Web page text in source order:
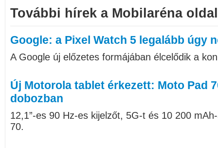
További hírek a Mobilaréna
Google: a Pixel Watch 5 legalább úgy
A Google új előzetes formájában élcelődik a
Új Motorola tablet érkezett: Moto Pad
dobozban
12,1”-es 90 Hz-es kijelzőt, 5G-t és 10 200
70.